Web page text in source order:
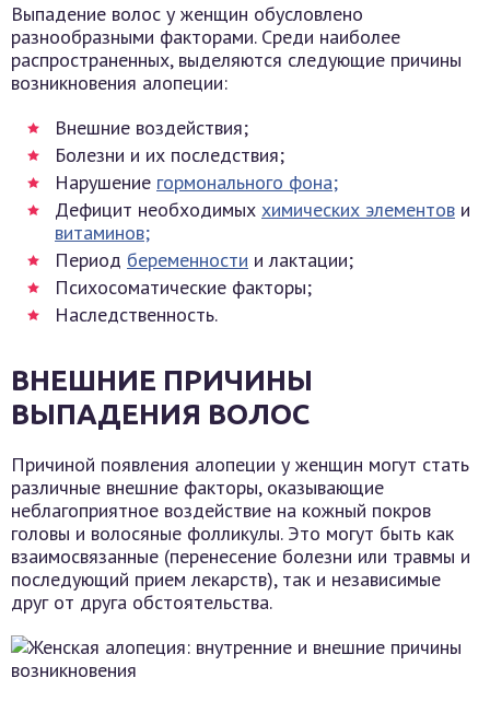
Выпадение волос у женщин обусловлено
разнообразными факторами. Среди наиболее
распространенных, выделяются следующие причины
возникновения алопеции:
Внешние воздействия;
Болезни и их последствия;
Нарушение гормонального фона;
Дефицит необходимых химических элементов и
витаминов;
Период беременности и лактации;
Психосоматические факторы;
Наследственность.
ВНЕШНИЕ ПРИЧИНЫ
ВЫПАДЕНИЯ ВОЛОС
Причиной появления алопеции у женщин могут стать
различные внешние факторы, оказывающие
неблагоприятное воздействие на кожный покров
головы и волосяные фолликулы. Это могут быть как
взаимосвязанные (перенесение болезни или травмы и
последующий прием лекарств), так и независимые
друг от друга обстоятельства.